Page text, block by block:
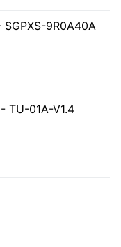
9R0A40A
TU-01A-V1.4